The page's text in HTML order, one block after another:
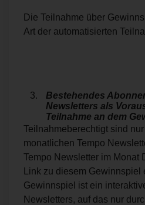
Die Teilnahme über
Art der automatisierten
Bestehendes
Newsletters als
Teilnahme an dem
Teilnahmeberechtigt sind
monatlichen Tempo
Tempo Newsletter im Monat
Link zu diesem
Gewinnspiel ist ein
Newsletters, auf das nur